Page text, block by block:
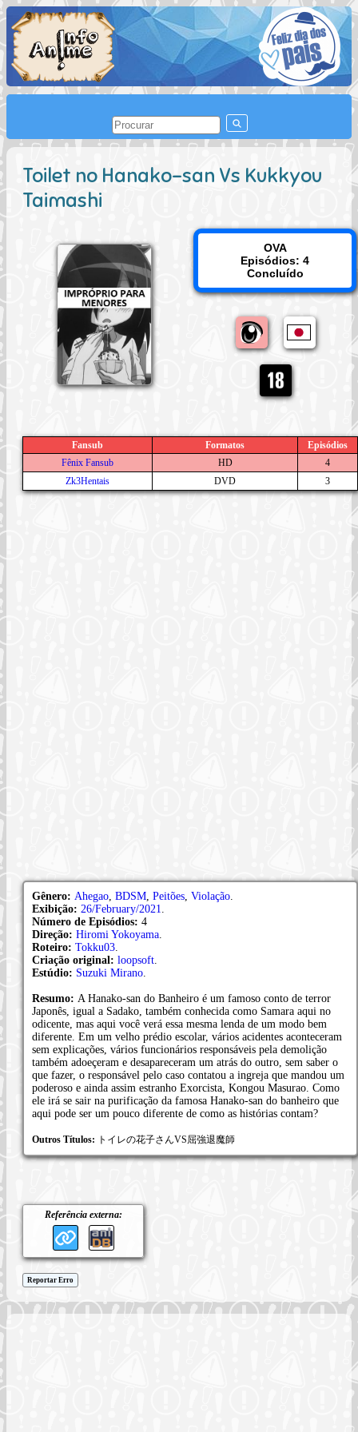
Toilet no Hanako-san Vs Kukkyou
Taimashi
OVA
Episódios: 4
Concluído
Fansub Formatos
Episódios
Fênix Fansub
HD
4
Zk3Hentais
DVD 3
Gênero: Ahegao BDSM Peitões Violação
Exibição: 26/February/2021
Número de Episódios: 4
Direção: Hiromi Yokoyama
Roteiro: Tokku03
Criação original: loopsoft
Estúdio: Suzuki Mirano
Resumo: A Hanako-san do Banheiro é um famoso conto de terror
Japonês, igual a Sadako, também conhecida como Samara aqui no
odicente, mas aqui você verá essa mesma lenda de um modo bem
diferente. Em um velho prédio escolar, vários acidentes aconteceram
sem explicações, vários funcionários responsáveis pela demolição
também adoeçeram e desapareceram um atrás do outro, sem saber o
que fazer, o responsável pelo caso contatou a ingreja que mandou um
poderoso e ainda assim estranho Exorcista, Kongou Masurao. Como
ele irá se sair na purificação da famosa Hanako-san do banheiro que
aqui pode ser um pouco diferente de como as histórias contam?
Outros Títulos: トイレの花子さんVS屈強退魔師
Referência externa:
Reportar Erro